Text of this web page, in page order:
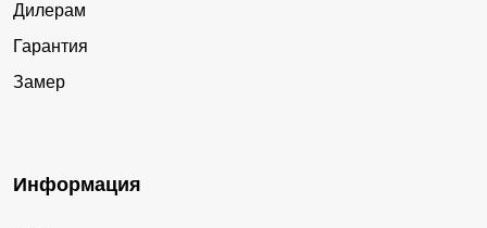
Дилерам
Гарантия
Замер
Информация